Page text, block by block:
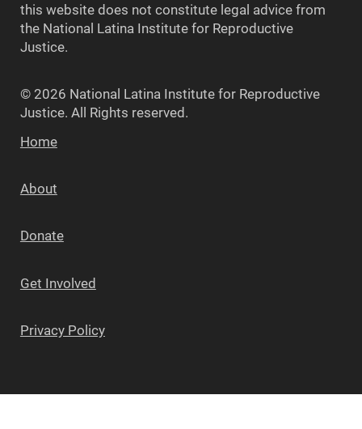
this website does not constitute legal advice from
the National Latina Institute for Reproductive
Justice.
© 2026 National Latina Institute for Reproductive
Justice. All Rights reserved.
Home
About
Donate
Get Involved
Privacy Policy